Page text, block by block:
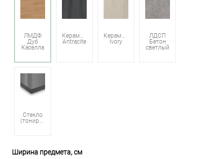
ЛМДФ
Дуб
Каселла
Керамика
Antracite
Керамика
Ivory
ЛДСП
Бетон
светлый
Стекло
Ширина предмета, см